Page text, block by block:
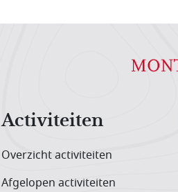
Activiteiten
Overzicht activiteiten
Afgelopen activiteiten